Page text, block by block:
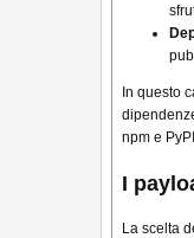
In questo
npm e PyPI.
I
La scelta